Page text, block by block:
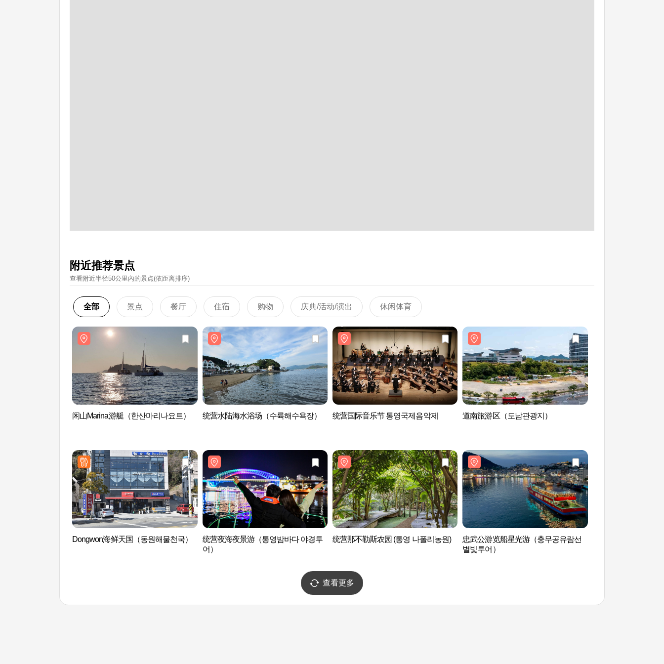
附近推荐景点
查看附近半径50公里內的景点(依距离排序)
全部 景点 餐厅 住宿 购物 庆典/活动/演出 休闲体育
闲山Marina游艇（한산마리나요트） 统营水陆海水浴场（수륙해수욕장） 统营国际音乐节 통영국제음악제 道南旅游区（도남관광지）
Dongwon海鲜天国（동원해물천국）
统营夜海夜景游（통영밤바다 야경투
어）
统营那不勒斯农园 (통영 나폴리농원)
忠武公游览船星光游（충무공유람선
별빛투어）
查看更多